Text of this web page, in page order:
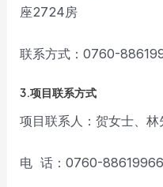
座2724房
联系方式：0760-
3.项目联系方式
项目联系人：贺女士、林
电 话：0760-